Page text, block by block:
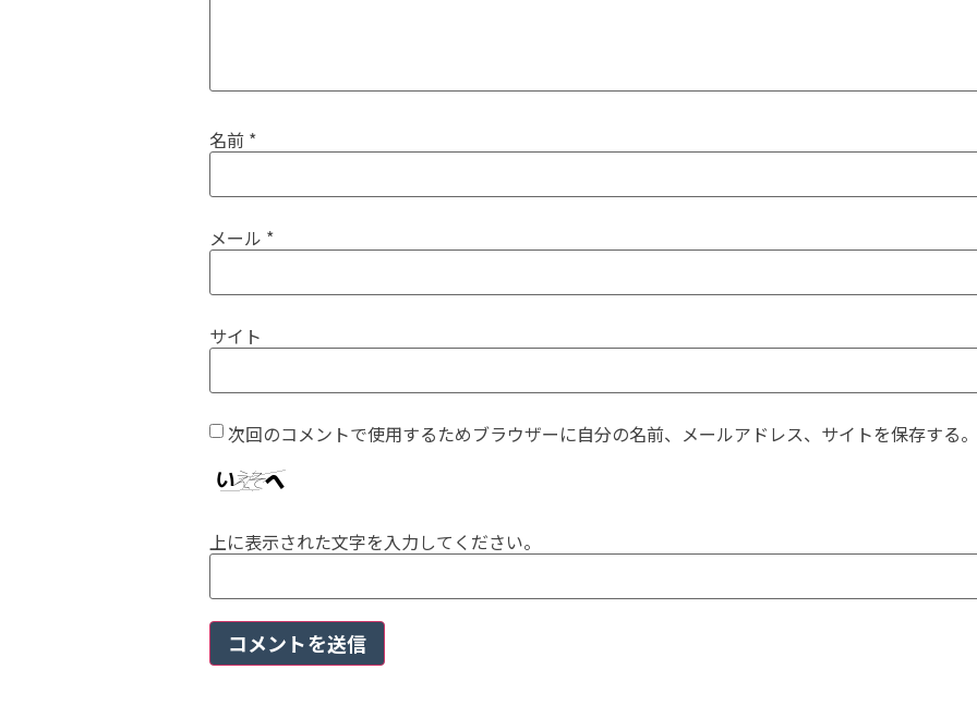
名前 *
メール *
サイト
次回のコメントで使用するためブラウザーに自分の名前、メールアドレス、サイトを保存する。
上に表示された文字を入力してください。